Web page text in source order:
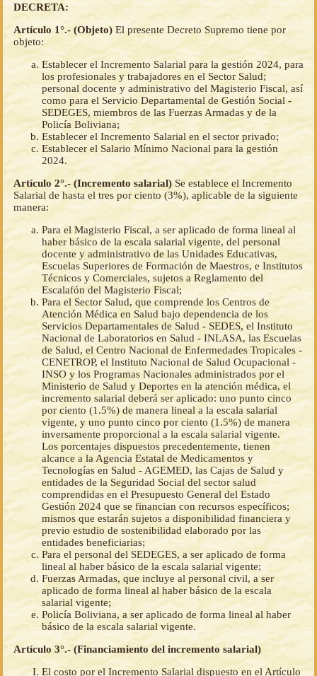
DECRETA:
Artículo 1°.- (Objeto) El presente Decreto Supremo tiene por
objeto:
Establecer el Incremento Salarial para la gestión 2024, para
los profesionales y trabajadores en el Sector Salud;
personal docente y administrativo del Magisterio Fiscal, así
como para el Servicio Departamental de Gestión Social -
SEDEGES, miembros de las Fuerzas Armadas y de la
Policía Boliviana;
Establecer el Incremento Salarial en el sector privado;
Establecer el Salario Mínimo Nacional para la gestión
2024.
Artículo 2°.- (Incremento salarial) Se establece el Incremento
Salarial de hasta el tres por ciento (3%), aplicable de la siguiente
manera:
Para el Magisterio Fiscal, a ser aplicado de forma lineal al
haber básico de la escala salarial vigente, del personal
docente y administrativo de las Unidades Educativas,
Escuelas Superiores de Formación de Maestros, e Institutos
Técnicos y Comerciales, sujetos a Reglamento del
Escalafón del Magisterio Fiscal;
Para el Sector Salud, que comprende los Centros de
Atención Médica en Salud bajo dependencia de los
Servicios Departamentales de Salud - SEDES, el Instituto
Nacional de Laboratorios en Salud - INLASA, las Escuelas
de Salud, el Centro Nacional de Enfermedades Tropicales -
CENETROP, el Instituto Nacional de Salud Ocupacional -
INSO y los Programas Nacionales administrados por el
Ministerio de Salud y Deportes en la atención médica, el
incremento salarial deberá ser aplicado: uno punto cinco
por ciento (1.5%) de manera lineal a la escala salarial
vigente, y uno punto cinco por ciento (1.5%) de manera
inversamente proporcional a la escala salarial vigente.
Los porcentajes dispuestos precedentemente, tienen
alcance a la Agencia Estatal de Medicamentos y
Tecnologías en Salud - AGEMED, las Cajas de Salud y
entidades de la Seguridad Social del sector salud
comprendidas en el Presupuesto General del Estado
Gestión 2024 que se financian con recursos específicos;
mismos que estarán sujetos a disponibilidad financiera y
previo estudio de sostenibilidad elaborado por las
entidades beneficiarias;
Para el personal del SEDEGES, a ser aplicado de forma
lineal al haber básico de la escala salarial vigente;
Fuerzas Armadas, que incluye al personal civil, a ser
aplicado de forma lineal al haber básico de la escala
salarial vigente;
Policía Boliviana, a ser aplicado de forma lineal al haber
básico de la escala salarial vigente.
Artículo 3°.- (Financiamiento del incremento salarial)
El costo por el Incremento Salarial dispuesto en el Artículo